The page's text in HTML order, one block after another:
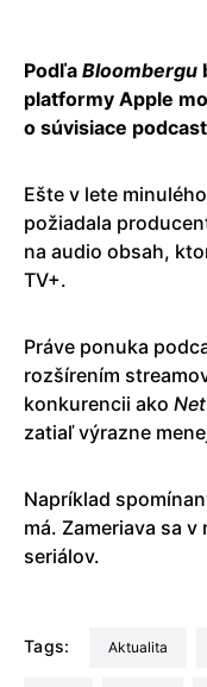
Podľa Bloombergu
platformy Apple
o súvisiace
Ešte v lete
požiadala
na audio obsah,
TV+.
Práve ponuka
rozšírením
konkurencii ako
zatiaľ výrazne
Napríklad
má. Zameriava sa
seriálov.
Tags: aktualita